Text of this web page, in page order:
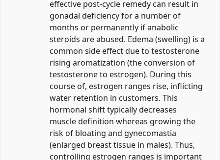
effective post-cycle remedy can result in
gonadal deficiency for a number of
months or permanently if anabolic
steroids are abused. Edema (swelling) is a
common side effect due to testosterone
rising aromatization (the conversion of
testosterone to estrogen). During this
course of, estrogen ranges rise, inflicting
water retention in customers. This
hormonal shift typically decreases
muscle definition whereas growing the
risk of bloating and gynecomastia
(enlarged breast tissue in males). Thus,
controlling estrogen ranges is important